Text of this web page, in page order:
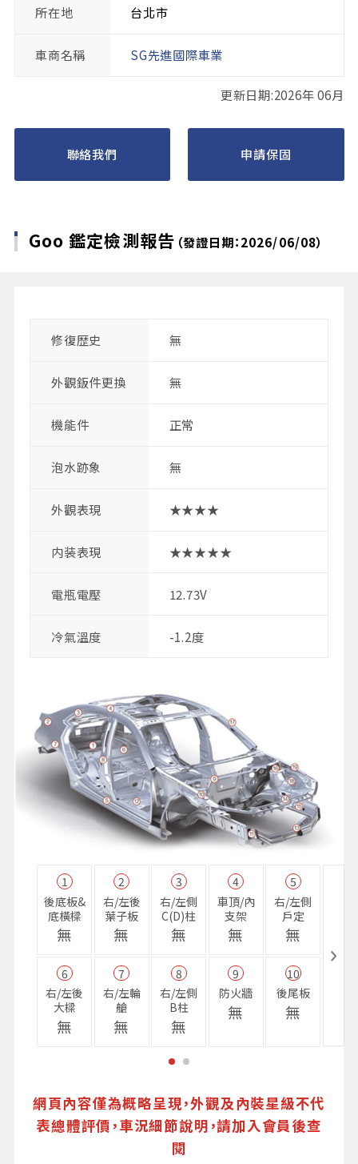
所在地 台北市
車商名稱 SG先進國際車業
更新日期:2026年 06月
聯絡我們 申請保固
Goo 鑑定檢測報告 （發證日期：2026/06/08）
修復歴史 無
外觀鈑件更換 無
機能件 正常
泡水跡象 無
外觀表現 ★★★★
内装表現 ★★★★★
電瓶電壓 12.73V
冷氣溫度 -1.2度
1
後底板&
底橫樑
無
2
右/左後
葉子板
無
3
右/左側
C(D)柱
無
4
車頂/內
支架
無
5
右/左側
戶定
無
6
右/左後
大樑
無
7
右/左輪
艙
無
8
右/左側
B柱
無
9
防火牆
無
10
後尾板
無
網頁內容僅為概略呈現，外觀及內裝星級不代
表總體評價，車況細節說明，請加入會員後查
閱